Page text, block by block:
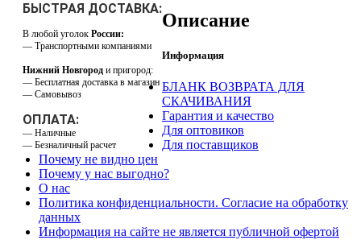
БЫСТРАЯ ДОСТАВКА:
В любой уголок России:
— Транспортными компаниями
Нижний Новгород и пригород:
— Бесплатная доставка в магазин
— Самовывоз
ОПЛАТА:
— Наличные
— Безналичный расчет
Описание
Информация
БЛАНК ВОЗВРАТА ДЛЯ
СКАЧИВАНИЯ
Гарантия и качество
Для оптовиков
Для поставщиков
Почему не видно цен
Почему у нас выгодно?
О нас
Политика конфиденциальности. Согласие на обработку
данных
Информация на сайте не является публичной офертой